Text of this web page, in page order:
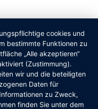
cookies und
bestimmte Funktionen zu
„Alle akzeptieren“
(Zustimmung).
wir und die beteiligten
Daten für
zu Zweck,
finden Sie unter dem